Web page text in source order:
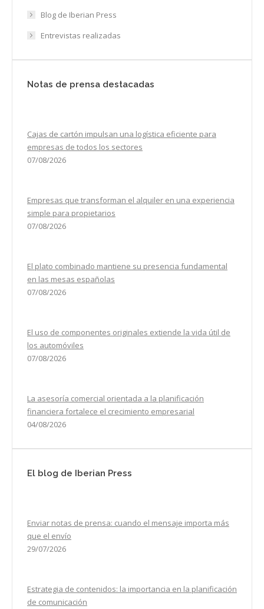
Blog de Iberian Press
Entrevistas realizadas
Notas de prensa destacadas
Cajas de cartón impulsan una logística eficiente para
empresas de todos los sectores
07/08/2026
Empresas que transforman el alquiler en una experiencia
simple para propietarios
07/08/2026
El plato combinado mantiene su presencia fundamental
en las mesas españolas
07/08/2026
El uso de componentes originales extiende la vida útil de
los automóviles
07/08/2026
La asesoría comercial orientada a la planificación
financiera fortalece el crecimiento empresarial
04/08/2026
El blog de Iberian Press
Enviar notas de prensa: cuando el mensaje importa más
que el envío
29/07/2026
Estrategia de contenidos: la importancia en la planificación
de comunicación